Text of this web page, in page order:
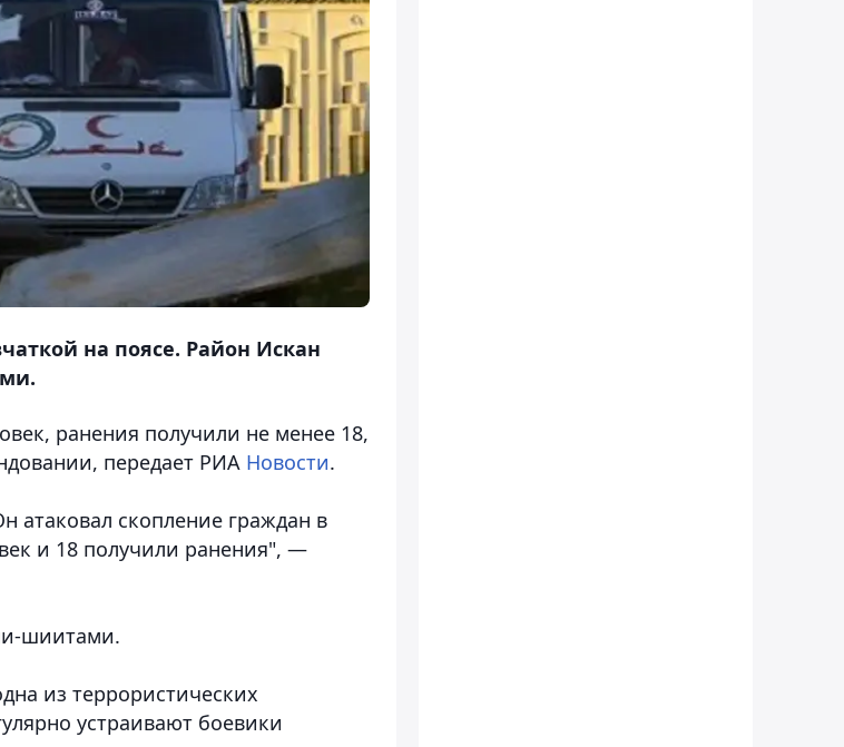
на поясе. Район Искан
ранения получили не менее 18,
, передает РИА Новости.
атаковал скопление граждан в
и 18 получили ранения", —
шиитами.
из террористических
устраивают боевики